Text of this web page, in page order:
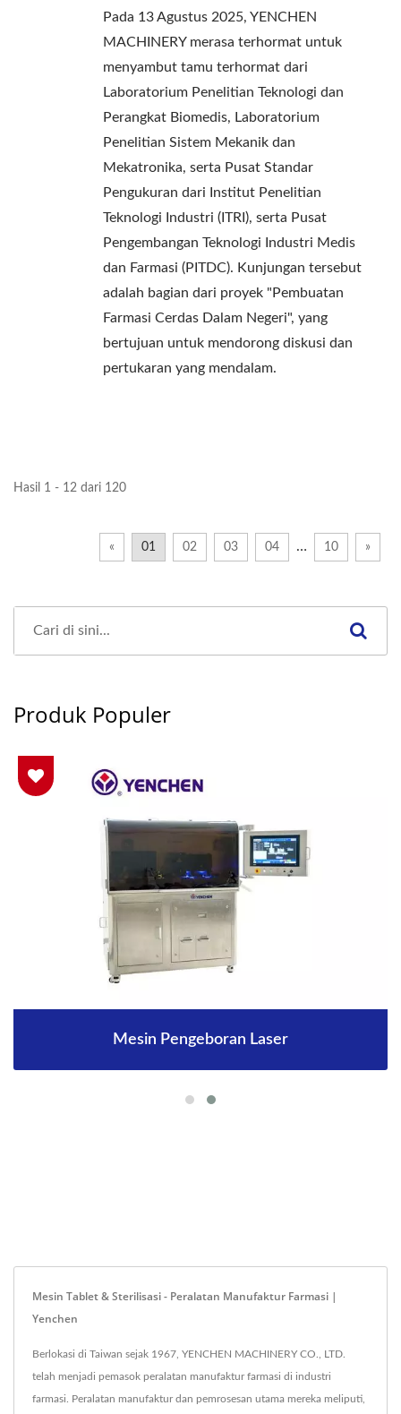
Pada 13 Agustus 2025, YENCHEN
MACHINERY merasa terhormat untuk
menyambut tamu terhormat dari
Laboratorium Penelitian Teknologi dan
Perangkat Biomedis, Laboratorium
Penelitian Sistem Mekanik dan
Mekatronika, serta Pusat Standar
Pengukuran dari Institut Penelitian
Teknologi Industri (ITRI), serta Pusat
Pengembangan Teknologi Industri Medis
dan Farmasi (PITDC). Kunjungan tersebut
adalah bagian dari proyek "Pembuatan
Farmasi Cerdas Dalam Negeri", yang
bertujuan untuk mendorong diskusi dan
pertukaran yang mendalam.
Hasil 1 - 12 dari 120
« 01 02 03 04 … 10 »
Produk Populer
Mesin Pengeboran Laser
Mesin Tablet & Sterilisasi - Peralatan Manufaktur Farmasi |
Yenchen
Berlokasi di Taiwan sejak 1967, YENCHEN MACHINERY CO., LTD.
telah menjadi pemasok peralatan manufaktur farmasi di industri
farmasi. Peralatan manufaktur dan pemrosesan utama mereka meliputi,